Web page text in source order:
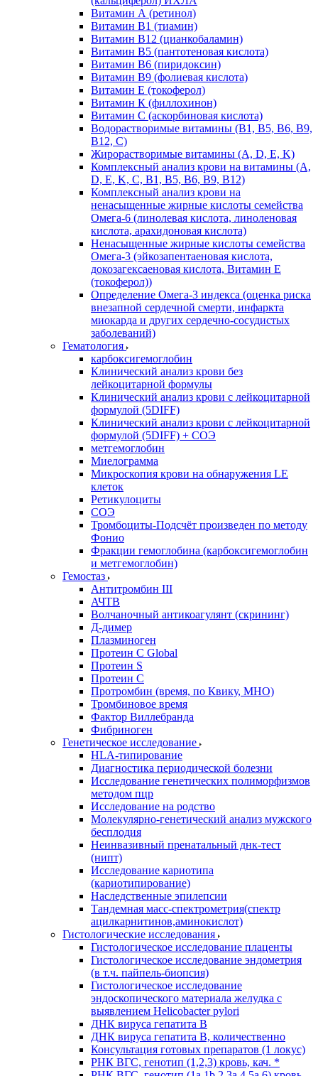
Витамин А (ретинол)
Витамин В1 (тиамин)
Витамин В12 (цианкобаламин)
Витамин В5 (пантотеновая кислота)
Витамин В6 (пиридоксин)
Витамин В9 (фолиевая кислота)
Витамин Е (токоферол)
Витамин К (филлохинон)
Витамин С (аскорбиновая кислота)
Водорастворимые витамины (B1, B5, B6, В9,
В12, С)
Жирорастворимые витамины (A, D, E, K)
Комплексный анализ крови на витамины (A,
D, E, K, C, B1, B5, B6, В9, B12)
Комплексный анализ крови на
ненасыщенные жирные кислоты семейства
Омега-6 (линолевая кислота, линоленовая
кислота, арахидоновая кислота)
Ненасыщенные жирные кислоты семейства
Омега-3 (эйкозапентаеновая кислота,
докозагексаеновая кислота, Витамин E
(токоферол))
Определение Омега-3 индекса (оценка риска
внезапной сердечной смерти, инфаркта
миокарда и других сердечно-сосудистых
заболеваний)
Гематология
карбоксигемоглобин
Клинический анализ крови без
лейкоцитарной формулы
Клинический анализ крови с лейкоцитарной
формулой (5DIFF)
Клинический анализ крови с лейкоцитарной
формулой (5DIFF) + СОЭ
метгемоглобин
Миелограмма
Микроскопия крови на обнаружения LE
клеток
Ретикулоциты
СОЭ
Тромбоциты-Подсчёт произведен по методу
Фонио
Фракции гемоглобина (карбоксигемоглобин
и метгемоглобин)
Гемостаз
Антитромбин III
АЧТВ
Волчаночный антикоагулянт (скрининг)
Д-димер
Плазминоген
Протеин C Global
Протеин S
Протеин С
Протромбин (время, по Квику, МНО)
Тромбиновое время
Фактор Виллебранда
Фибриноген
Генетическое исследование
HLA-типирование
Диагностика периодической болезни
Исследование генетических полиморфизмов
методом пцр
Исследование на родство
Молекулярно-генетический анализ мужского
бесплодия
Неинвазивный пренатальный днк-тест
(нипт)
Исследование кариотипа
(кариотипирование)
Наследственные эпилепсии
Тандемная масс-спектрометрия(спектр
ацилкарнитинов,аминокислот)
Гистологические исследования
Гистологическое исследование плаценты
Гистологическое исследование эндометрия
(в т.ч. пайпель-биопсия)
Гистологическое исследование
эндоскопического материала желудка с
выявлением Helicobacter pylori
ДНК вируса гепатита B
ДНК вируса гепатита B, количественно
Консультация готовых препаратов (1 локус)
РНК ВГC, генотип (1,2,3) кровь, кач. *